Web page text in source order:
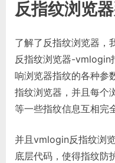
反指纹浏览
了解了反指纹浏览器，
反指纹浏览器-vmlogin
响浏览器指纹的各种参
指纹浏览器，并且每个
等一些指纹信息互相完
并且vmlogin反指纹浏
底层代码，使得指纹防